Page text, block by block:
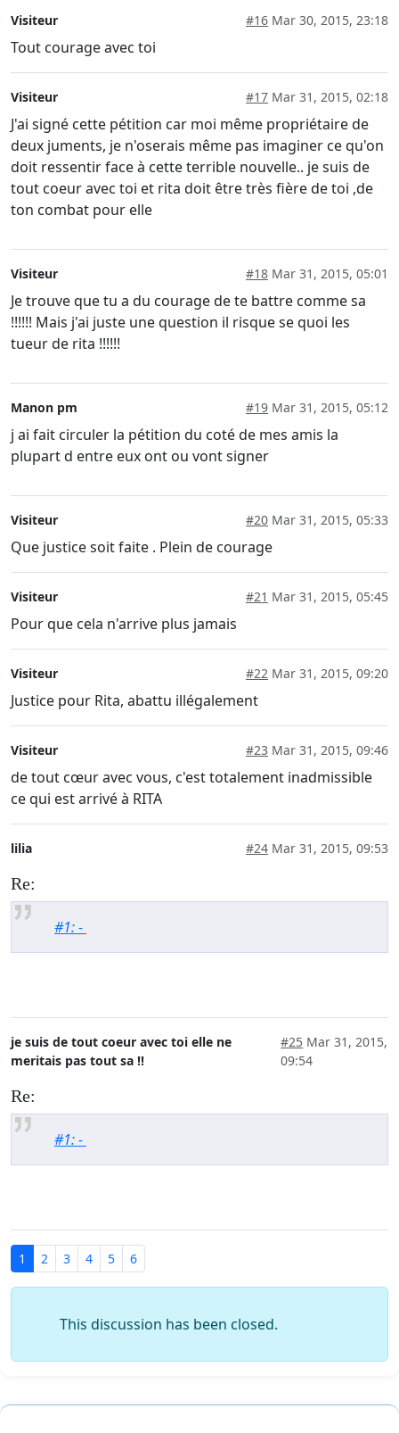
Visiteur #16 Mar 30, 2015, 23:18
Tout courage avec toi
Visiteur #17 Mar 31, 2015, 02:18
J'ai signé cette pétition car moi même propriétaire de
deux juments, je n'oserais même pas imaginer ce qu'on
doit ressentir face à cette terrible nouvelle.. je suis de
tout coeur avec toi et rita doit être très fière de toi ,de
ton combat pour elle
Visiteur #18 Mar 31, 2015, 05:01
Je trouve que tu a du courage de te battre comme sa
!!!!!! Mais j'ai juste une question il risque se quoi les
tueur de rita !!!!!!
Manon pm #19 Mar 31, 2015, 05:12
j ai fait circuler la pétition du coté de mes amis la
plupart d entre eux ont ou vont signer
Visiteur #20 Mar 31, 2015, 05:33
Que justice soit faite . Plein de courage
Visiteur #21 Mar 31, 2015, 05:45
Pour que cela n'arrive plus jamais
Visiteur #22 Mar 31, 2015, 09:20
Justice pour Rita, abattu illégalement
Visiteur #23 Mar 31, 2015, 09:46
de tout cœur avec vous, c'est totalement inadmissible
ce qui est arrivé à RITA
lilia #24 Mar 31, 2015, 09:53
Re:
#1: -
je suis de tout coeur avec toi elle ne
meritais pas tout sa !!
#25 Mar 31, 2015,
09:54
Re:
#1: -
1 2 3 4 5 6
This discussion has been closed.